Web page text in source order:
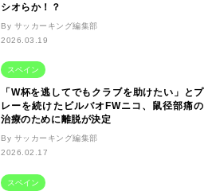
シオらか！？
By サッカーキング編集部
2026.03.19
スペイン
「W杯を逃してでもクラブを助けたい」とプ
レーを続けたビルバオFWニコ、鼠径部痛の
治療のために離脱が決定
By サッカーキング編集部
2026.02.17
スペイン